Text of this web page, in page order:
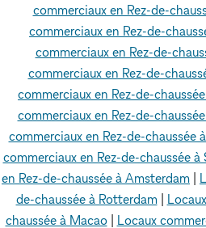
commerciaux en Rez-de-
commerciaux en Rez-de-
commerciaux en Rez-de-
commerciaux en Rez-de-
commerciaux en Rez-de-
commerciaux en Rez-de-
commerciaux en Rez-de-chaussée
commerciaux en Rez-de-chaussée à
en Rez-de-chaussée à Amsterdam |
de-chaussée à Rotterdam|
chaussée à Macao| Locaux